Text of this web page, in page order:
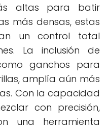
altas para batir
más densas, estas
un control total
La inclusión de
ganchos para
amplía aún más
Con la capacidad
con precisión,
una herramienta